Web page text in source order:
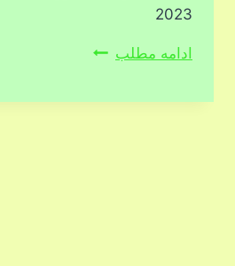
2023
ادامه مطلب تغییر
دسته